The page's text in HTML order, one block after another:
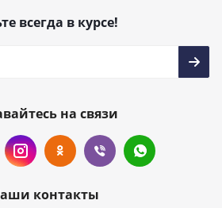
всегда в курсе!
на связи
контакты